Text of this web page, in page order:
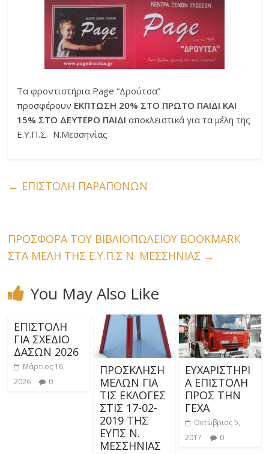
Τα φροντιστήρια Page “Δρούτσα”
προσφέρουν ΕΚΠΤΩΣΗ 20% ΣΤΟ ΠΡΩΤΟ ΠΑΙΔΙ ΚΑΙ
15% ΣΤΟ ΔΕΥΤΕΡΟ ΠΑΙΔΙαποκλειστικά για τα μέλη της
Ε.Υ.Π.Σ. Ν.Μεσσηνίας
← ΕΠΙΣΤΟΛΗ ΠΑΡΑΠΟΝΩΝ
ΠΡΟΣΦΟΡΑ ΤΟΥ ΒΙΒΛΙΟΠΩΛΕΙΟΥ BOOKMARK
ΣΤΑ ΜΕΛΗ ΤΗΣ Ε.Υ.Π.Σ Ν. ΜΕΣΣΗΝΙΑΣ →
You May Also Like
ΕΠΙΣΤΟΛΗ
ΓΙΑ ΣΧΕΔΙΟ
ΔΑΣΩΝ 2026
Μάρτιος 16,
2026
0
ΠΡΟΣΚΛΗΣΗ
ΜΕΛΩΝ ΓΙΑ
ΤΙΣ ΕΚΛΟΓΕΣ
ΣΤΙΣ 17-02-
2019 ΤΗΣ
ΕΥΠΣ Ν.
ΜΕΣΣΗΝΙΑΣ
ΕΥΧΑΡΙΣΤΗΡΙ
Α ΕΠΙΣΤΟΛΗ
ΠΡΟΣ ΤΗΝ
ΓΕΧΑ
Οκτώβριος 5,
2017
0